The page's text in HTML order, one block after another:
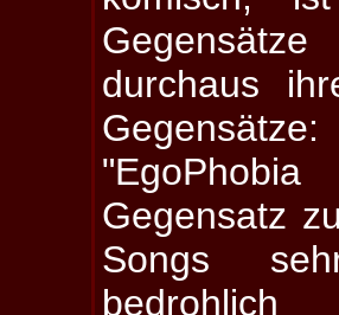
durchaus
Gegensatz
Songs